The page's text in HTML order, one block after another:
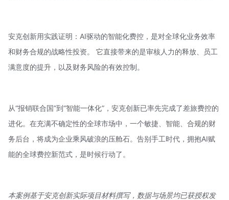
安克创新用实践证明：AI驱动的智能化费控，是对全球化业务效率
和财务合规的战略性投资。 它直接带来的是审核人力的释放、员工
满意度的提升，以及财务风险的有效控制。
从“报销联合国”到“智能一体化”，安克创新已率先完成了差旅费控的
进化。在充满不确定性的全球市场中，一个敏捷、智能、合规的财
务后台，将成为企业乘风破浪的压舱石。告别手工时代，拥抱AI赋
能的全球费控新范式，是时候行动了。
本案例基于安克创新实际项目材料撰写，数据与场景均已获授权发